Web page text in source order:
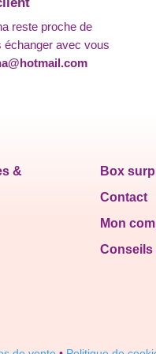
reste proche de
avec vous
&
Box
Contact
Mon
Conseils